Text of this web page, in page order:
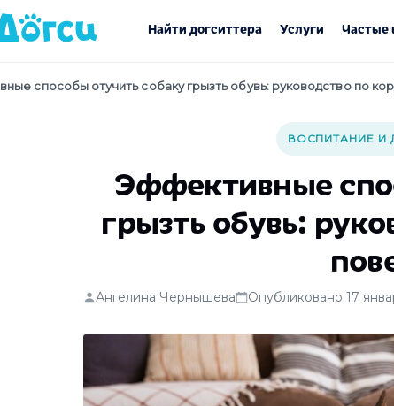
Найти догситтера Услуги Частые
способы отучить собаку грызть обувь: руководство по
ВОСПИТАНИЕ И
Эффективные
грызть обувь:
Ангелина Чернышева Опубликовано 17